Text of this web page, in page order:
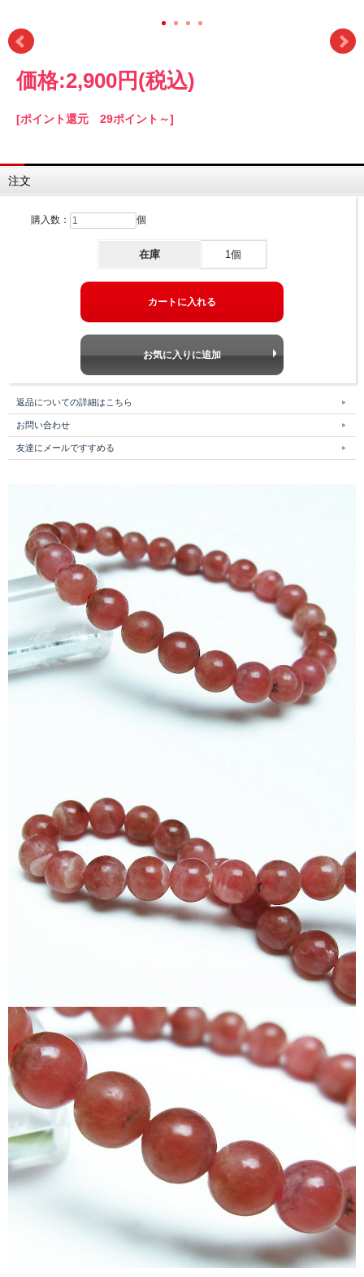
価格:2,900円 (税込)
[ポイント還元 29ポイント～]
注文
購入数： 個
在庫 1個
返品についての詳細はこちら
お問い合わせ
友達にメールですすめる